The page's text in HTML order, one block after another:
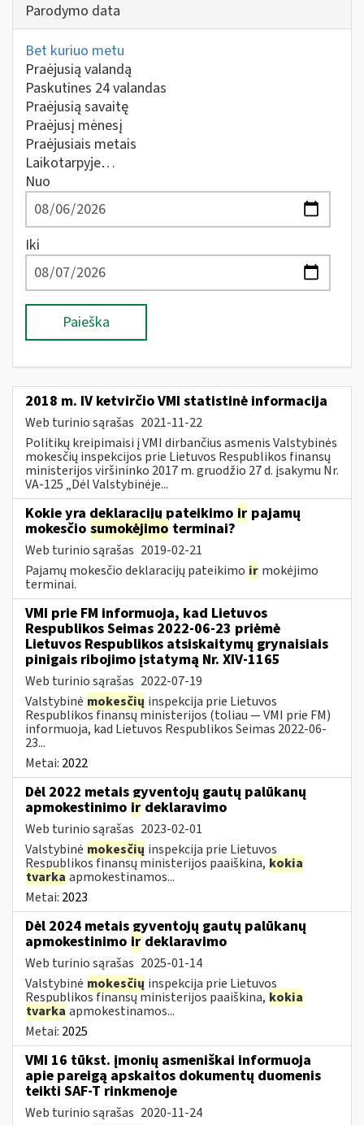
Parodymo data
Bet kuriuo metu
Praėjusią valandą
Paskutines 24 valandas
Praėjusią savaitę
Praėjusį mėnesį
Praėjusiais metais
Laikotarpyje…
Nuo
Iki
Paieška
2018 m. IV ketvirčio VMI statistinė informacija
Web turinio sąrašas 2021-11-22
Politikų kreipimaisi į VMI dirbančius asmenis Valstybinės
mokesčių inspekcijos prie Lietuvos Respublikos finansų
ministerijos viršininko 2017 m. gruodžio 27 d. įsakymu Nr.
VA-125 „Dėl Valstybinėje...
Kokie yra deklaracijų pateikimo ir pajamų
mokesčio sumokėjimo terminai?
Web turinio sąrašas 2019-02-21
Pajamų mokesčio deklaracijų pateikimo ir mokėjimo
terminai.
VMI prie FM informuoja, kad Lietuvos
Respublikos Seimas 2022-06-23 priėmė
Lietuvos Respublikos atsiskaitymų grynaisiais
pinigais ribojimo įstatymą Nr. XIV-1165
Web turinio sąrašas 2022-07-19
Valstybinė mokesčių inspekcija prie Lietuvos
Respublikos finansų ministerijos (toliau — VMI prie FM)
informuoja, kad Lietuvos Respublikos Seimas 2022-06-
23...
Metai: 2022
Dėl 2022 metais gyventojų gautų palūkanų
apmokestinimo ir deklaravimo
Web turinio sąrašas 2023-02-01
Valstybinė mokesčių inspekcija prie Lietuvos
Respublikos finansų ministerijos paaiškina, kokia
tvarka apmokestinamos...
Metai: 2023
Dėl 2024 metais gyventojų gautų palūkanų
apmokestinimo ir deklaravimo
Web turinio sąrašas 2025-01-14
Valstybinė mokesčių inspekcija prie Lietuvos
Respublikos finansų ministerijos paaiškina, kokia
tvarka apmokestinamos...
Metai: 2025
VMI 16 tūkst. įmonių asmeniškai informuoja
apie pareigą apskaitos dokumentų duomenis
teikti SAF-T rinkmenoje
Web turinio sąrašas 2020-11-24